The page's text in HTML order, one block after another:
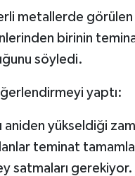
metallerde görülen
birinin
söyledi.
yaptı:
aniden yükseldiği
teminat
satmaları